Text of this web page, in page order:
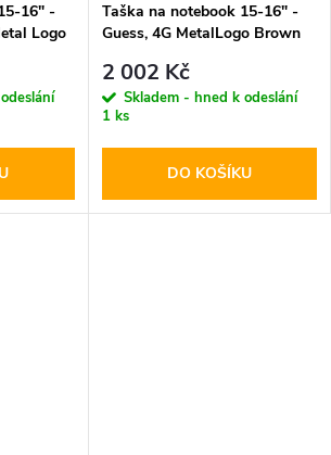
16" -
Logo
Taška na notebook 15-16" -
Guess, 4G MetalLogo Brown
2 002 Kč
Skladem - hned k odeslání
1 ks
DO KOŠÍKU